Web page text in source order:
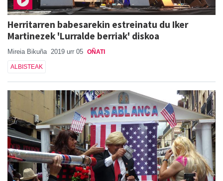
Herritarren babesarekin estreinatu du Iker
Martinezek 'Lurralde berriak' diskoa
Mireia Bikuña 2019 urr 05 OÑATI
ALBISTEAK